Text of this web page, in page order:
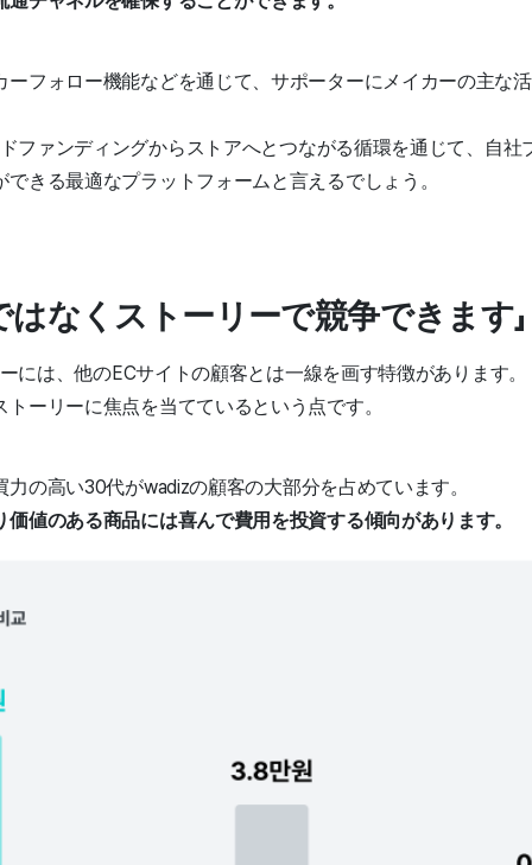
ーフォロー機能などを通じて、サポーターにメイカーの主な
ファンディングからストアへとつながる循環を通じて、自社
きる最適なプラットフォームと言えるでしょう。
はなくストーリーで競争できます」
には、他のECサイトの顧客とは一線を画す特徴があります。
ーリーに焦点を当てているという点です。
の高い30代がwadizの顧客の大部分を占めています。
値のある商品には喜んで費用を投資する傾向があります。